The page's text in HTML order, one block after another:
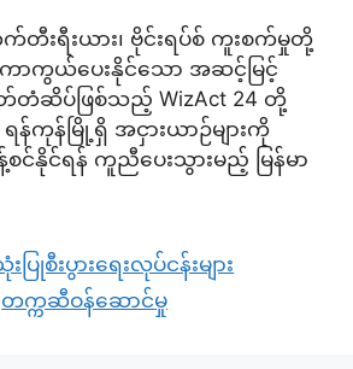
တီးရီးယား၊ ဗိုင်းရပ်စ် ကူးစက်မှုတို့
ာကွယ်ပေးနိုင်သော အဆင့်မြင့်
ဆိပ်ဖြစ်သည့် WizAct 24 တို့
ရန်ကုန်မြို့ရှိ အငှားယာဉ်များကို
င်နိုင်ရန် ကူညီပေးသွားမည့် မြန်မာ
ြုစီးပွားရေးလုပ်ငန်းများ
တက္ကဆီဝန်ဆောင်မှု